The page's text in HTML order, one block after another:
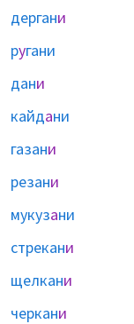
дергани
ругани
дани
кайдани
газани
резани
мукузани
стрекани
щелкани
черкани